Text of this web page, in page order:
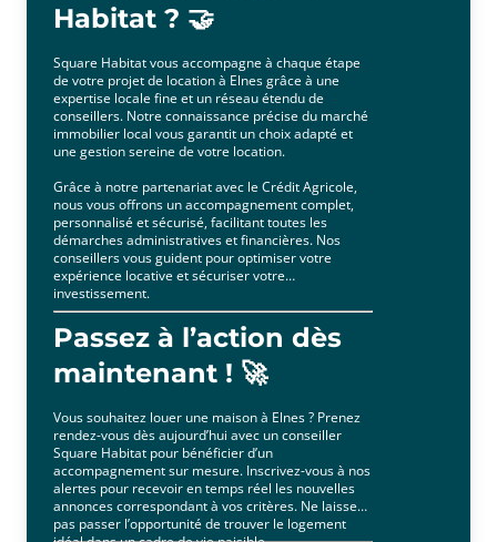
Habitat ? 🤝
Square Habitat vous accompagne à chaque étape
de votre projet de location à Elnes grâce à une
expertise locale fine et un réseau étendu de
conseillers. Notre connaissance précise du marché
immobilier local vous garantit un choix adapté et
une gestion sereine de votre location.
Grâce à notre partenariat avec le Crédit Agricole,
nous vous offrons un accompagnement complet,
personnalisé et sécurisé, facilitant toutes les
démarches administratives et financières. Nos
conseillers vous guident pour optimiser votre
expérience locative et sécuriser votre
investissement.
Passez à l’action dès
maintenant ! 🚀
Vous souhaitez louer une maison à Elnes ? Prenez
rendez-vous dès aujourd’hui avec un conseiller
Square Habitat pour bénéficier d’un
accompagnement sur mesure. Inscrivez-vous à nos
alertes pour recevoir en temps réel les nouvelles
annonces correspondant à vos critères. Ne laissez
pas passer l’opportunité de trouver le logement